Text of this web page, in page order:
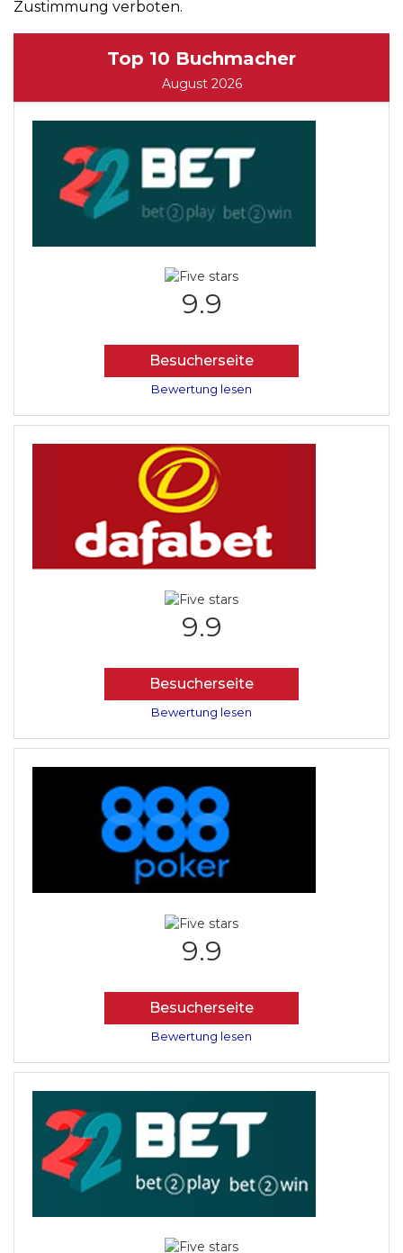
Zustimmung verboten.
Top 10 Buchmacher
August 2026
9.9
Besucherseite
Bewertung lesen
9.9
Besucherseite
Bewertung lesen
9.9
Besucherseite
Bewertung lesen